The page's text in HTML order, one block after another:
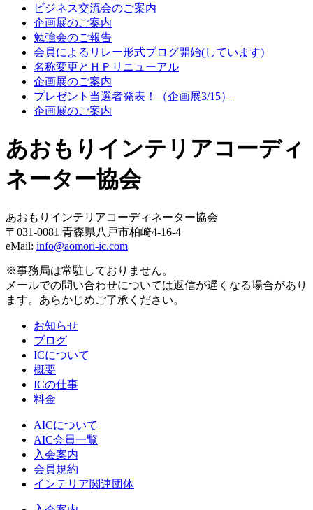
ビジネス交流会のご案内
企画展のご案内
勉強会のご報告
会員によるリレー形式ブログ開始(しています)
名称変更とＨＰリニューアル
企画展のご案内
プレゼント当選者発表！（企画展3/15）
企画展のご案内
あおもりインテリアコーディ
ネーター協会
あおもりインテリアコーディネーター協会
〒031-0081 青森県八戸市柏崎4-16-4
eMail: info@aomori-ic.com
※事務局は常駐しておりません。
メールでの問い合わせについては返信が遅くなる場合があり
ます。あらかじめご了承ください。
お知らせ
ブログ
ICについて
概要
ICの仕事
料金
AICについて
AIC会員一覧
入会案内
会員規約
インテリア関連団体